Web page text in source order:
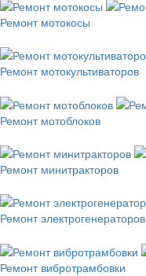
Ремонт мотокосы
Ремонт мотокультиваторов
Ремонт мотоблоков
Ремонт минитракторов
Ремонт электрогенераторов
Ремонт вибротрамбовки